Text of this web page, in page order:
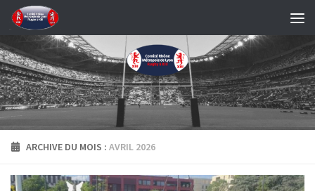
Skip to content
ARCHIVE DU MOIS : AVRIL 2026